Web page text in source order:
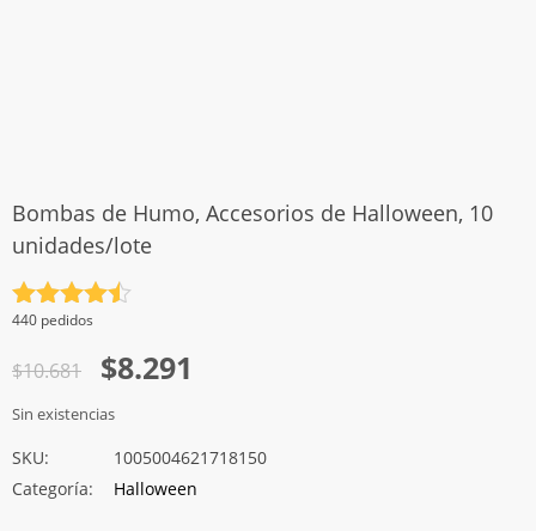
Bombas de Humo, Accesorios de Halloween, 10
unidades/lote
Valorado
con
de 5
440 pedidos
$10.681
El
precio
era:
$10.681.
$8.291
El
precio
es:
$8.291.
Sin existencias
SKU:
1005004621718150
Categoría:
Halloween